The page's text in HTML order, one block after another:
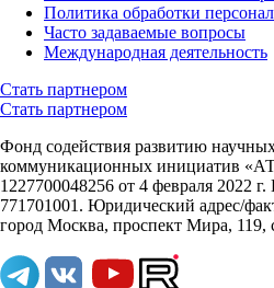
Политика обработки
Часто задаваемые вопросы
Международная деятельность
Стать партнером
Стать партнером
Фонд содействия развитию
коммуникационных инициатив
1227700048256 от 4 февраля 2022
771701001. Юридический адрес/
город Москва, проспект Мира, 119,